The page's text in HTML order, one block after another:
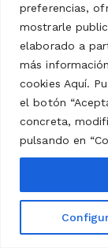
preferencias,
mostrarle
elaborado a
más
cookies Aquí.
el botón
concreta,
pulsando en